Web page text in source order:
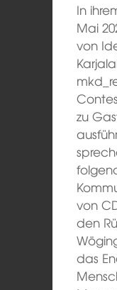
In
Mai
von
zu
von
den
das